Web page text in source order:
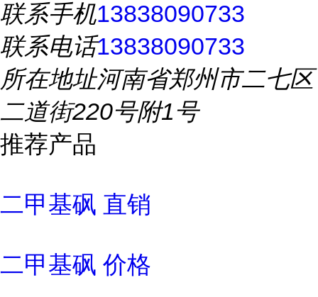
联系手机13838090733
联系电话13838090733
所在地址河南省郑州市二七区
二道街220号附1号
推荐产品
二甲基砜 直销
二甲基砜 价格